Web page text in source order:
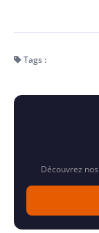
Tags :
Découvrez